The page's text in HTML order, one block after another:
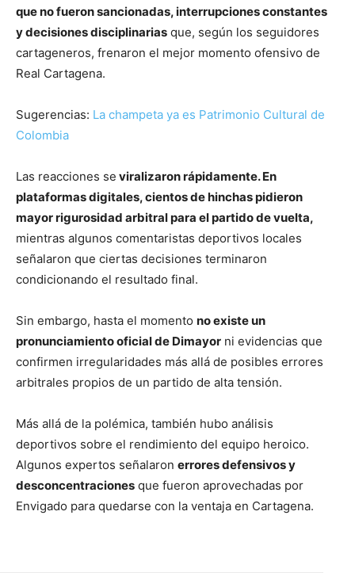
que no fueron sancionadas, interrupciones constantes
y decisiones disciplinarias que, según los seguidores
cartageneros, frenaron el mejor momento ofensivo de
Real Cartagena.
Sugerencias: La champeta ya es Patrimonio Cultural de
Colombia
Las reacciones se viralizaron rápidamente. En
plataformas digitales, cientos de hinchas pidieron
mayor rigurosidad arbitral para el partido de vuelta,
mientras algunos comentaristas deportivos locales
señalaron que ciertas decisiones terminaron
condicionando el resultado final.
Sin embargo, hasta el momento no existe un
pronunciamiento oficial de Dimayor ni evidencias que
confirmen irregularidades más allá de posibles errores
arbitrales propios de un partido de alta tensión.
Más allá de la polémica, también hubo análisis
deportivos sobre el rendimiento del equipo heroico.
Algunos expertos señalaron errores defensivos y
desconcentraciones que fueron aprovechadas por
Envigado para quedarse con la ventaja en Cartagena.